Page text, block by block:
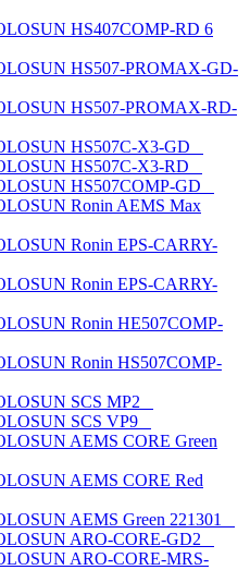
HS407COMP-RD 6
HS507-PROMAX-GD-
HS507-PROMAX-RD-
HS507C-X3-GD
HS507C-X3-RD
HS507COMP-GD
Ronin AEMS Max
Ronin EPS-CARRY-
Ronin EPS-CARRY-
Ronin HE507COMP-
Ronin HS507COMP-
SCS MP2
SCS VP9
AEMS CORE Green
AEMS CORE Red
AEMS Green 221301
ARO-CORE-GD2
ARO-CORE-MRS-